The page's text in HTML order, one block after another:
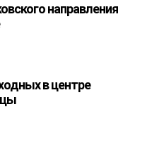
направления
в центре